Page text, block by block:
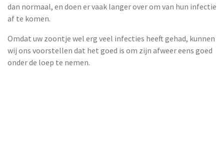
dan normaal, en doen er vaak langer over om van hun infectie
af te komen.
Omdat uw zoontje wel erg veel infecties heeft gehad, kunnen
wij ons voorstellen dat het goed is om zijn afweer eens goed
onder de loep te nemen.